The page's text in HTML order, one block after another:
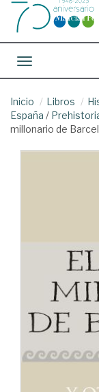
Toggle
Inicio Libros
España /
millonario de